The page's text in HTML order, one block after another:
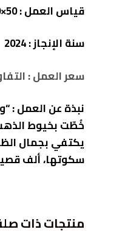
قياس العمل : cm40×50
سنة الإنجاز :2024
سعر العمل : التفاوض
نبذة عن العمل :
خُطّت بخيوط
يكتفي بجمال
سكوتها، ألف
منتجات ذات